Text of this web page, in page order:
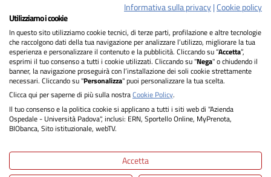
Pec: protocollo.aopd@pecveneto.it
SEGUICI SU
Privacy
Dichiarazione di Accessibilità
Informativa sulla privacy|Cookie policy
Utilizziamo i cookie
In questo sito utilizziamo cookie tecnici, di terze parti, profilazione e altre tecnologie
che raccolgono dati della tua navigazione per analizzare l’utilizzo, migliorare la tua
esperienza e personalizzare il contenuto e la pubblicità. Cliccando su “Accetta”,
esprimi il tuo consenso a tutti i cookie utilizzati. Cliccando su "Nega" o chiudendo il
banner, la navigazione proseguirà con l’installazione dei soli cookie strettamente
necessari. Cliccando su "Personalizza" puoi personalizzare la tua scelta.
Clicca qui per saperne di più sulla nostraCookie Policy.
Il tuo consenso e la politica cookie si applicano a tutti i siti web di "Azienda
Ospedale - Università Padova", inclusi: ERN, Sportello Online, MyPrenota,
BIObanca, Sito istituzionale, webTV.
Accetta